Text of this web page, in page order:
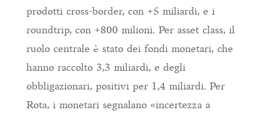
prodotti cross-border, con +5 miliardi, e i
roundtrip, con +800 milioni. Per asset class, il
ruolo centrale è stato dei fondi monetari, che
hanno raccolto 3,3 miliardi, e degli
obbligazionari, positivi per 1,4 miliardi. Per
Rota, i monetari segnalano «incertezza a